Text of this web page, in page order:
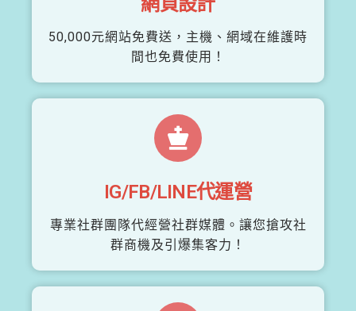
50,000元網站免費送，主機、網域在維護時
間也免費使用！
IG/FB/LINE代運營
專業社群團隊代經營社群媒體。讓您搶攻社
群商機及引爆集客力！